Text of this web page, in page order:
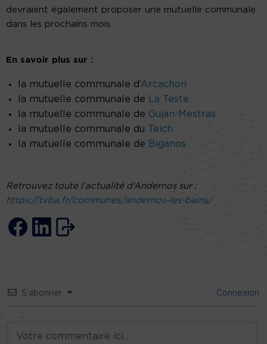
devraient également proposer une mutuelle communale
dans les prochains mois.
En savoir plus sur :
la mutuelle communale d’Arcachon
la mutuelle communale de
La Teste
la mutuelle communale de Gujan-Mestras
la mutuelle communale du Teich
la mutuelle communale de Biganos
Retrouvez toute l’actualité d’Andernos sur :
https://tvba.fr/communes/andernos-les-bains/
S’abonner Connexion